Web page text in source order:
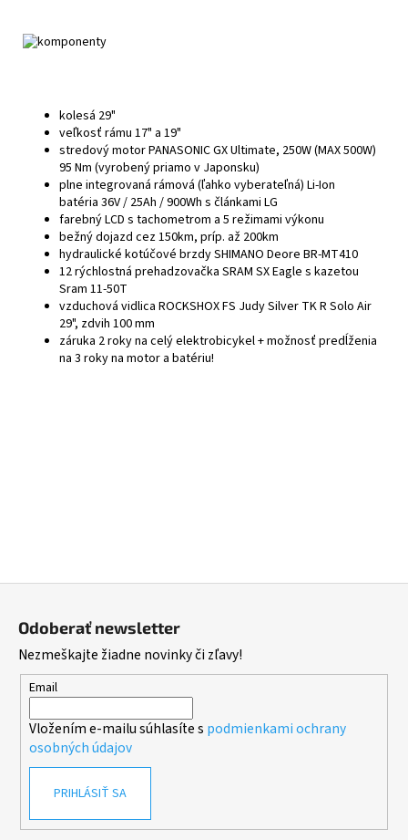
kolesá 29"
veľkosťrámu 17" a 19"
stredovýmotorPANASONIC GX Ultimate, 250W (MAX 500W)
95 Nm (vyrobený priamo v Japonsku)
plne integrovaná rámová (ľahko vyberateľná) Li-Ion
batéria 36V / 25Ah / 900Wh s článkami LG
farebný LCD s tachometrom a 5 režimami výkonu
bežný dojazd cez150km, príp. až 200km
hydraulické kotúčové brzdySHIMANO Deore BR-MT410
12 rýchlostná prehadzovačka SRAM SX Eagle s kazetou
Sram 11-50T
vzduchová vidlica ROCKSHOX FS Judy Silver TK R Solo Air
29", zdvih 100 mm
záruka 2 roky na celý elektrobicykel + možnosť predĺženia
na 3 roky na motor a batériu!
Odoberať newsletter
Nezmeškajte žiadne novinky či zľavy!
Email
Vložením e-mailu súhlasíte s podmienkami ochrany
osobných údajov
PRIHLÁSIŤ SA